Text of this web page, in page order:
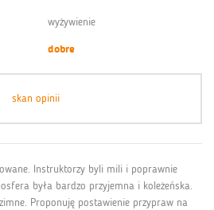
wyżywienie
dobre
skan opinii
Instruktorzy byli mili i poprawnie
była bardzo przyjemna i koleżeńska.
Proponuję postawienie przypraw na